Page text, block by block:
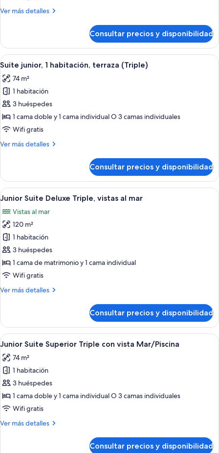
terraza
Ver más detalles
Más
económica
doble,
terraza
Consultar precios y disponibilidad
Abrir
todas
las
fotos
de
Suite
junior,
habitación,
Una sala de estar moderna con un
9
Suite junior, 1 habitación, terraza (Triple)
74 m²
1 habitación
3 huéspedes
1 cama doble y 1 cama individual O 3 camas individuales
Wifi gratis
Ver más detalles
Más
junior,
habitación,
(Triple)
Consultar precios y disponibilidad
Abrir
todas
las
fotos
de
Junior
Suite
Deluxe
Triple,
vistas
Una cama bien hecha con sábanas
6
Junior Suite Deluxe Triple, vistas al mar
Vistas al mar
120 m²
1 habitación
3 huéspedes
1 cama de matrimonio y 1 cama individual
Wifi gratis
Ver más detalles
Más
Suite
Deluxe
Triple,
al
mar
Consultar precios y disponibilidad
Abrir
todas
las
fotos
de
Junior
Suite
Triple
Un balcón con sillas de mimbre, una
12
Junior Suite Superior Triple con vista Mar/Piscina
74 m²
1 habitación
3 huéspedes
1 cama doble y 1 cama individual O 3 camas individuales
Wifi gratis
Ver más detalles
Más
Consultar precios y disponibilidad